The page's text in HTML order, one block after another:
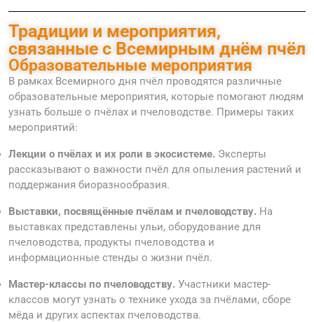
Традиции и мероприятия,
связанные с Всемирным днём пчёл
Образовательные мероприятия
В рамках Всемирного дня пчёл проводятся различные
образовательные мероприятия, которые помогают людям
узнать больше о пчёлах и пчеловодстве. Примеры таких
мероприятий:
Лекции о пчёлах и их роли в экосистеме. Эксперты
рассказывают о важности пчёл для опыления растений и
поддержания биоразнообразия.
Выставки, посвящённые пчёлам и пчеловодству. На
выставках представлены ульи, оборудование для
пчеловодства, продукты пчеловодства и
информационные стенды о жизни пчёл.
Мастер-классы по пчеловодству. Участники мастер-
классов могут узнать о технике ухода за пчёлами, сборе
мёда и других аспектах пчеловодства.